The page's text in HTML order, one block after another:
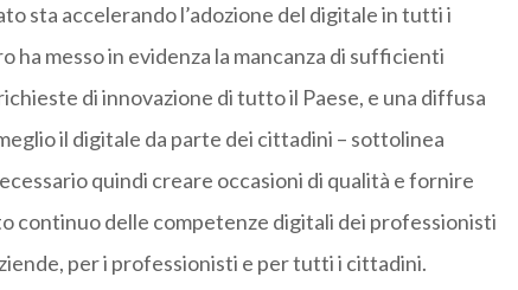
sta accelerando l’adozione del digitale in tutti i
ha messo in evidenza la mancanza di sufficienti
di innovazione di tutto il Paese, e una diffusa
il digitale da parte dei cittadini – sottolinea
quindi creare occasioni di qualità e fornire
continuo delle competenze digitali dei professionisti
per i professionisti e per tutti i cittadini.